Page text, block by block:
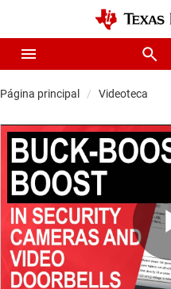
Página principal Videoteca